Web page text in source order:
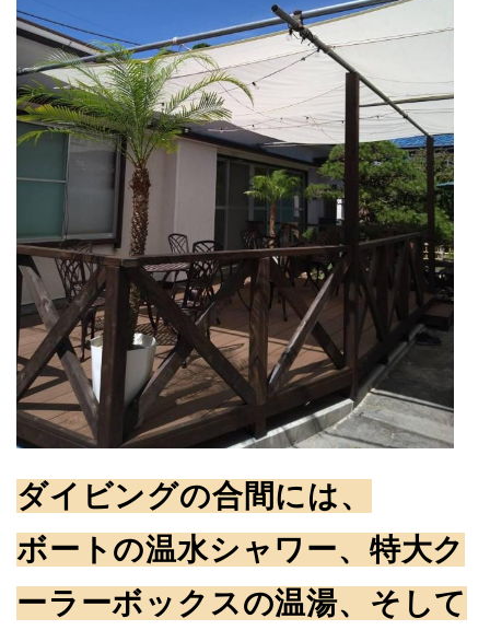
ダイビングの合間には、
ボートの温水シャワー、特大ク
ーラーボックスの温湯、そして